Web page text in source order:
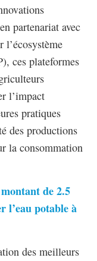
partenariat avec
l’écosystème
ces plateformes
l’impact
pratiques
des productions
la consommation
de 2.5
l’eau potable à
des meilleurs